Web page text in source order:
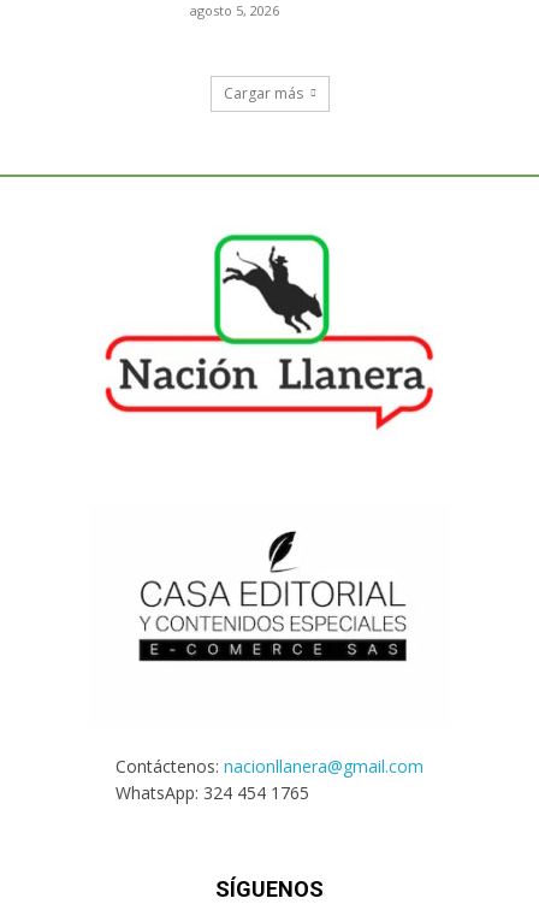
agosto 5, 2026
Cargar más
Contáctenos: nacionllanera@gmail.com
WhatsApp: 324 454 1765
SÍGUENOS